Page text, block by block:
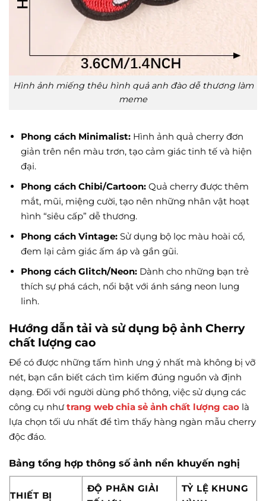
Hình ảnh miếng thêu hình quả anh đào dễ thương làm
meme
Phong cách Minimalist:Hình ảnh quả cherry đơn
giản trên nền màu trơn, tạo cảm giác tinh tế và hiện
đại.
Phong cách Chibi/Cartoon:Quả cherry được thêm
mắt, mũi, miệng cười, tạo nên những nhân vật hoạt
hình “siêu cấp” dễ thương.
Phong cách Vintage:Sử dụng bộ lọc màu hoài cổ,
đem lại cảm giác ấm áp và gần gũi.
Phong cách Glitch/Neon:Dành cho những bạn trẻ
thích sự phá cách, nổi bật với ánh sáng neon lung
linh.
Hướng dẫn tải và sử dụng bộ ảnh Cherry
chất lượng cao
Để có được những tấm hình ưng ý nhất mà không bị vỡ
nét, bạn cần biết cách tìm kiếm đúng nguồn và định
dạng. Đối với người dùng phổ thông, việc sử dụng các
công cụ như trang web chia sẻ ảnh chất lượng cao là
lựa chọn tối ưu nhất để tìm thấy hàng ngàn mẫu cherry
độc đáo.
Bảng tổng hợp thông số ảnh nền khuyến nghị
THIẾT BỊ
ĐỘ PHÂN GIẢI
TỶ LỆ KHUNG